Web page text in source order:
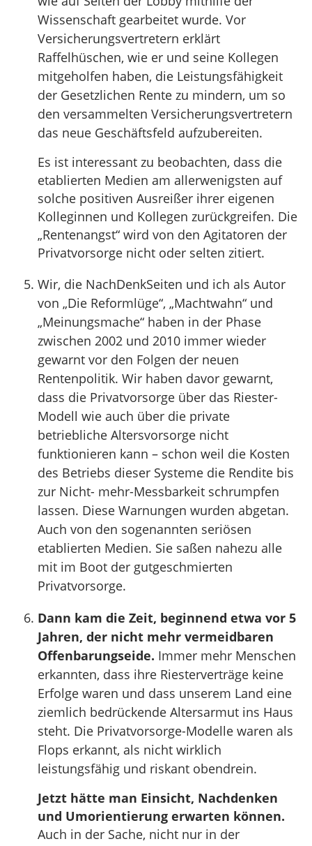
Wissenschaft gearbeitet wurde. Vor
Versicherungsvertretern erklärt
Raffelhüschen, wie er und seine Kollegen
mitgeholfen haben, die Leistungsfähigkeit
der Gesetzlichen Rente zu mindern, um so
den versammelten Versicherungsvertretern
das neue Geschäftsfeld aufzubereiten.
Es ist interessant zu beobachten, dass die
etablierten Medien am allerwenigsten auf
solche positiven Ausreißer ihrer eigenen
Kolleginnen und Kollegen zurückgreifen. Die
„Rentenangst“ wird von den Agitatoren der
Privatvorsorge nicht oder selten zitiert.
Wir, die NachDenkSeiten und ich als Autor
von „Die Reformlüge“, „Machtwahn“ und
„Meinungsmache“ haben in der Phase
zwischen 2002 und 2010 immer wieder
gewarnt vor den Folgen der neuen
Rentenpolitik. Wir haben davor gewarnt,
dass die Privatvorsorge über das Riester-
Modell wie auch über die private
betriebliche Altersvorsorge nicht
funktionieren kann – schon weil die Kosten
des Betriebs dieser Systeme die Rendite bis
zur Nicht- mehr-Messbarkeit schrumpfen
lassen. Diese Warnungen wurden abgetan.
Auch von den sogenannten seriösen
etablierten Medien. Sie saßen nahezu alle
mit im Boot der gutgeschmierten
Privatvorsorge.
Dann kam die Zeit, beginnend etwa vor 5
Jahren, der nicht mehr vermeidbaren
Offenbarungseide. Immer mehr Menschen
erkannten, dass ihre Riesterverträge keine
Erfolge waren und dass unserem Land eine
ziemlich bedrückende Altersarmut ins Haus
steht. Die Privatvorsorge-Modelle waren als
Flops erkannt, als nicht wirklich
leistungsfähig und riskant obendrein.
Jetzt hätte man Einsicht, Nachdenken
und Umorientierung erwarten können.
Auch in der Sache, nicht nur in der